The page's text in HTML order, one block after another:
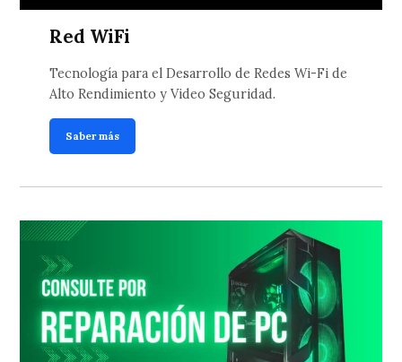
Red WiFi
Tecnología para el Desarrollo de Redes Wi-Fi de
Alto Rendimiento y Video Seguridad.
Saber más